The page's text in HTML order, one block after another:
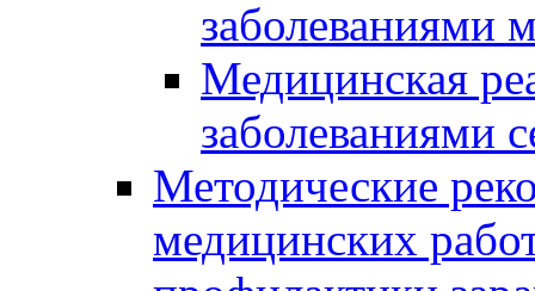
заболеваниями
Медицинская
заболеваниями
Методические
медицинских